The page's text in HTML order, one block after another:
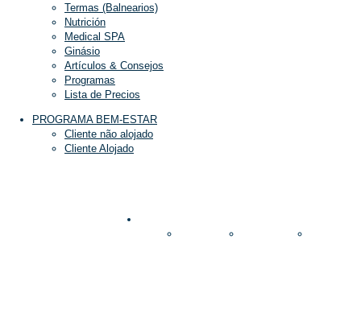
Termas (Balnearios)
Nutrición
Medical SPA
Ginásio
Artículos & Consejos
Programas
Lista de Precios
PROGRAMA BEM-ESTAR
Cliente não alojado
Cliente Alojado
Aquadome
Alojamiento